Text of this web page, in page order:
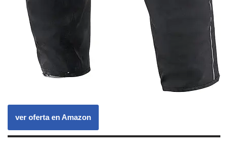
ver oferta en Amazon